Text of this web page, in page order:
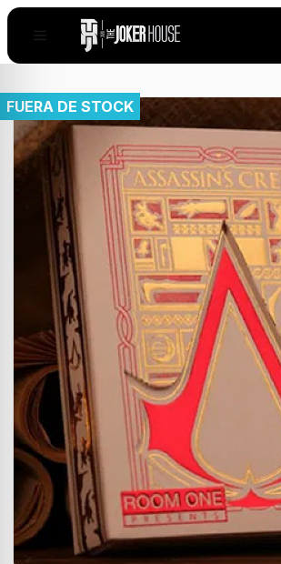
FUERA DE STOCK